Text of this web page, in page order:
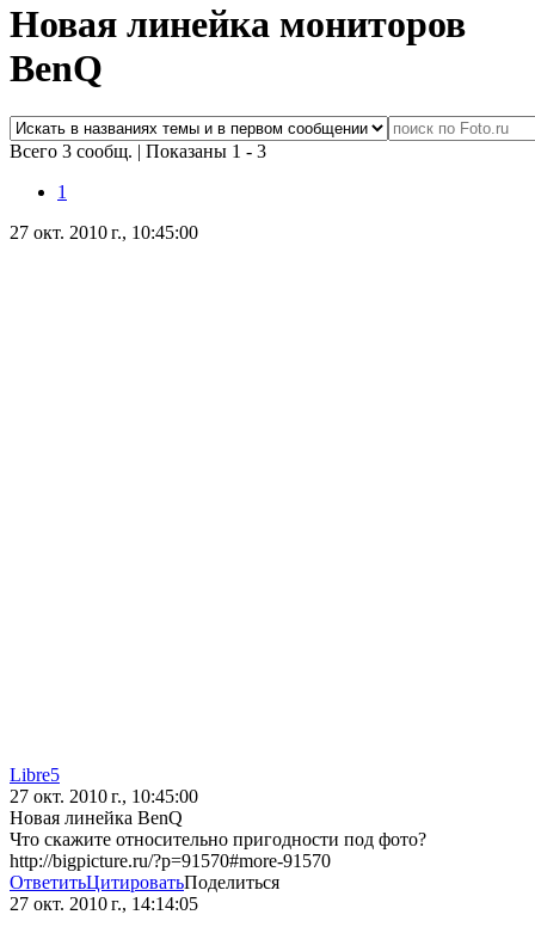
Новая линейка мониторов
BenQ
Всего 3 сообщ. | Показаны 1 - 3
1
27 окт. 2010 г., 10:45:00
Libre5
27 окт. 2010 г., 10:45:00
Новая линейка BenQ
Что скажите относительно пригодности под фото?
http://bigpicture.ru/?p=91570#more-91570
ОтветитьЦитироватьПоделиться
27 окт. 2010 г., 14:14:05